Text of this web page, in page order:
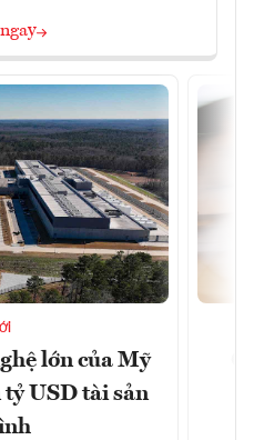
lớn của Mỹ
USD tài sản